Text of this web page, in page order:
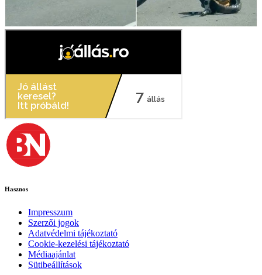
Hasznos
Impresszum
Szerzői jogok
Adatvédelmi tájékoztató
Cookie-kezelési tájékoztató
Médiaajánlat
Sütibeállítások